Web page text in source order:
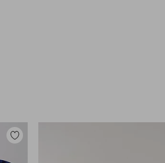
Tilføj